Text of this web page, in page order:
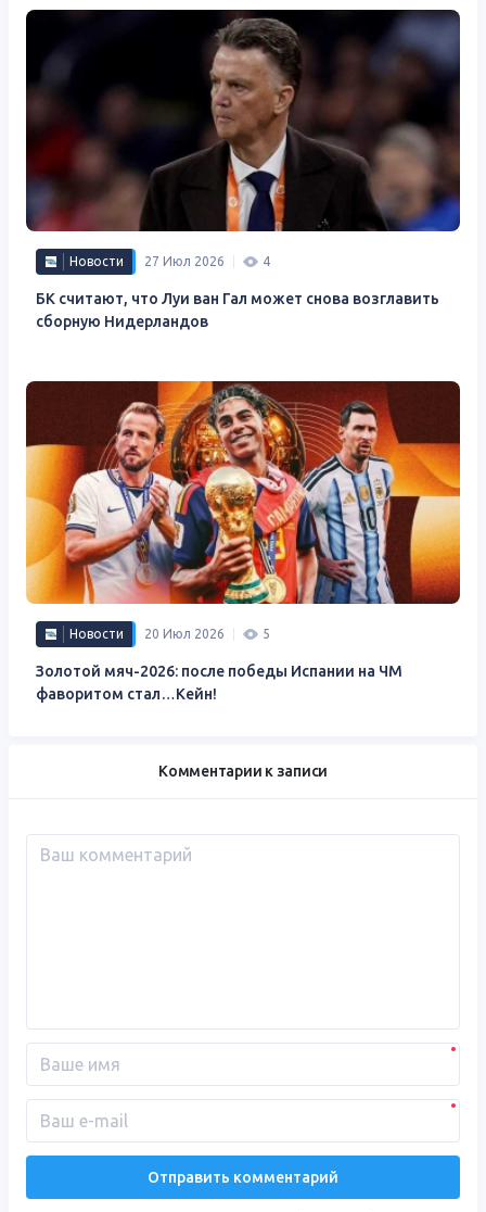
Новости 27 Июл 2026 4
БК считают, что Луи ван Гал может снова возглавить
сборную Нидерландов
Новости 20 Июл 2026 5
Золотой мяч-2026: после победы Испании на ЧМ
фаворитом стал…Кейн!
Комментарии к записи